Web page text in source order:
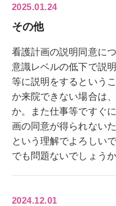
2025.01.24
その他
看護計画の説明同意に
意識レベルの低下で説
等に説明をするという
か来院できない場合は
か。また仕事等ですぐ
画の同意が得られない
という理解でよろしい
でも問題ないでしょう
2024.12.01